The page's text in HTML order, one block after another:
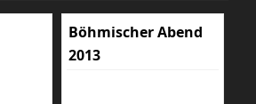
Böhmischer Abend
2013